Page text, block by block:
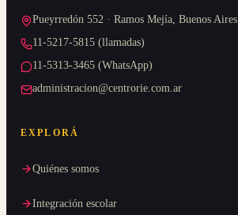
Pueyrredón 552 · Ramos Mejía, Buenos Aires
11-5217-5815 (llamadas)
11-5313-3465 (WhatsApp)
administracion@centrorie.com.ar
EXPLORÁ
Quiénes somos
Integración escolar